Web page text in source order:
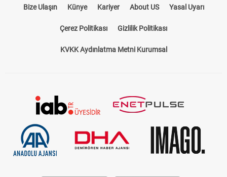
Bize Ulaşın Künye Kariyer About US Yasal Uyarı
Çerez Politikası Gizlilik Politikası
KVKK Aydınlatma Metni Kurumsal